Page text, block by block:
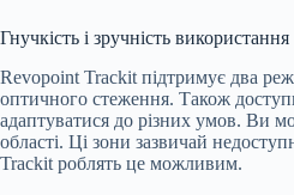
Гнучкість і зручність використання
Revopoint Trackit підтримує два
оптичного стеження. Також
адаптуватися до різних умов. Ви
області. Ці зони зазвичай
Trackit роблять це можливим.